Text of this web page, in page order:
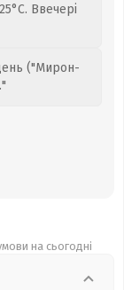
Ввечері
("Мирон-
на сьогодні